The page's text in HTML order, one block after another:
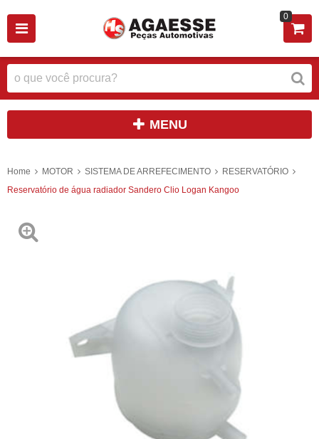
0
MENU
Home MOTOR SISTEMA DE ARREFECIMENTO
RESERVATÓRIO
Reservatório de água radiador Sandero Clio Logan Kangoo